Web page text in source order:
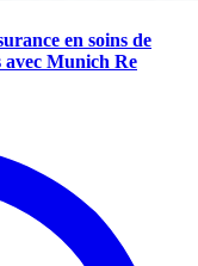
en soins de
avec Munich Re